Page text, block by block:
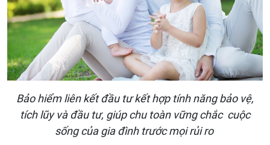
Bảo hiểm liên kết đầu tư kết hợp tính năng bảo vệ,
tích lũy và đầu tư, giúp chu toàn vững chắc cuộc
sống của gia đình trước mọi rủi ro